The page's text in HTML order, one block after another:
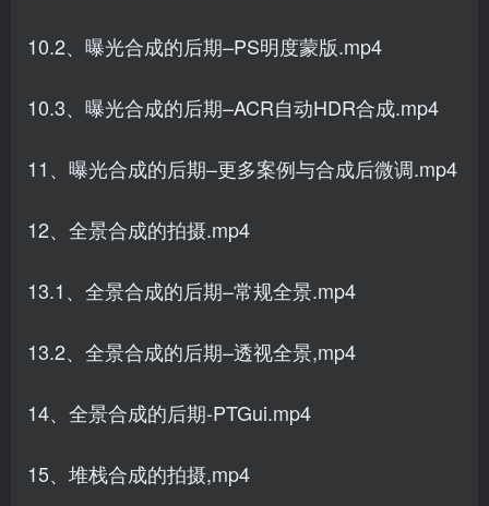
10.2、曝光合成的后期–PS明度蒙版.mp4
10.3、曝光合成的后期–ACR自动HDR合成.mp4
11、曝光合成的后期–更多案例与合成后微调.mp4
12、全景合成的拍摄.mp4
13.1、全景合成的后期–常规全景.mp4
13.2、全景合成的后期–透视全景,mp4
14、全景合成的后期-PTGui.mp4
15、堆栈合成的拍摄,mp4